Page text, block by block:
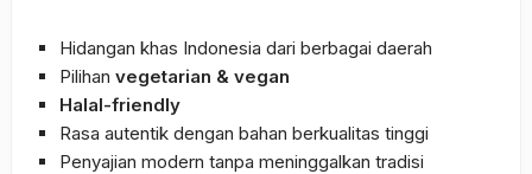
Hidangan khas Indonesia dari berbagai daerah
Pilihan vegetarian & vegan
Halal-friendly
Rasa autentik dengan bahan berkualitas tinggi
Penyajian modern tanpa meninggalkan tradisi